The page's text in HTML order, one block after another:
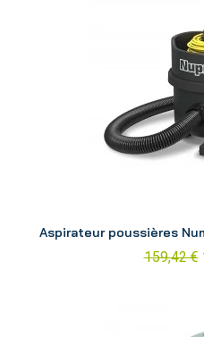
Aspirateur poussières
159,42 €